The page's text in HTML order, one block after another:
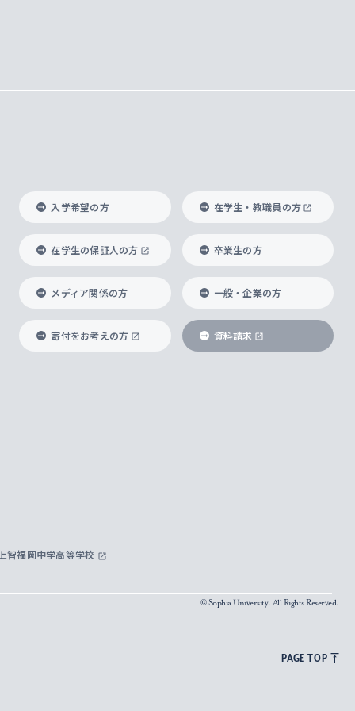
入学希望の方 在学生・教職員の方
在学生の保証人の方 卒業生の方
メディア関係の方 一般・企業の方
寄付をお考えの方 資料請求
智福岡中学高等学校
© Sophia University. All Rights Reserved.
PAGE TOP